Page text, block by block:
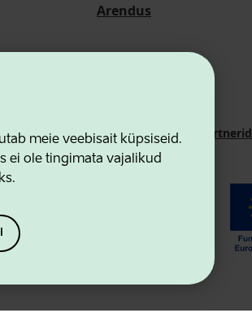
meie veebisait küpsiseid.
ei ole tingimata vajalikud
Arendus
SihtasutusKontaktidKoostööpartnerid